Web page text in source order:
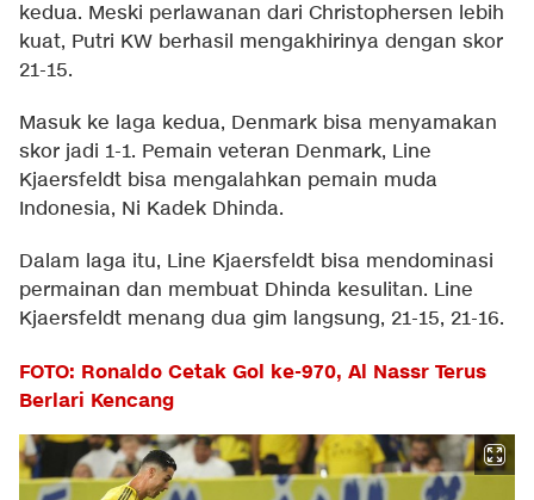
kedua. Meski perlawanan dari Christophersen lebih
kuat, Putri KW berhasil mengakhirinya dengan skor
21-15.
Masuk ke laga kedua, Denmark bisa menyamakan
skor jadi 1-1. Pemain veteran Denmark, Line
Kjaersfeldt bisa mengalahkan pemain muda
Indonesia, Ni Kadek Dhinda.
Dalam laga itu, Line Kjaersfeldt bisa mendominasi
permainan dan membuat Dhinda kesulitan. Line
Kjaersfeldt menang dua gim langsung, 21-15, 21-16.
FOTO: Ronaldo Cetak Gol ke-970, Al Nassr Terus
Berlari Kencang